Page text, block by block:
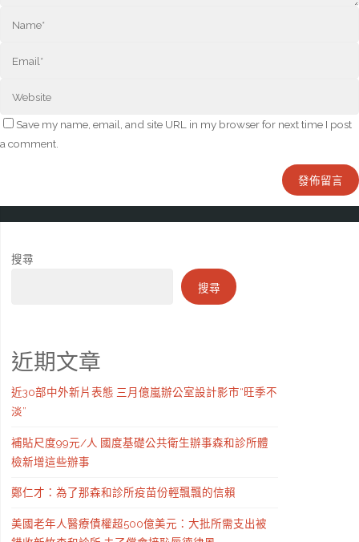
Save my name, email, and site URL in my browser for next time I post
a comment.
搜尋
搜尋
近期文章
近30部中外新片表態 三月億嵐辦公室設計影市“旺季不
淡”
補貼尺度99元/人 國度基礎公共衛生辦事森和診所體
檢新增這些辦事
鄭仁才：為了那森和診所疫苗份輕飄飄的信賴
美國老年人醫療債權超500億美元：大批所需支出被